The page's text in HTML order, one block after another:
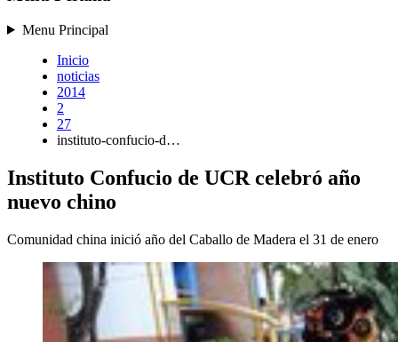
Menu Principal
Inicio
noticias
2014
2
27
instituto-confucio-d…
Instituto Confucio de UCR celebró año
nuevo chino
Comunidad china inició año del Caballo de Madera el 31 de enero